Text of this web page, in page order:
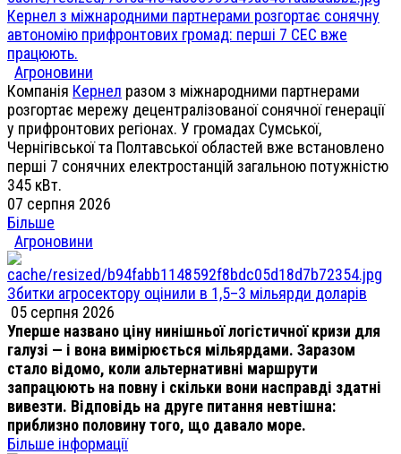
Кернел з міжнародними партнерами розгортає сонячну
автономію прифронтових громад: перші 7 СЕС вже
працюють.
Агроновини
Компанія Кернел разом з міжнародними партнерами
розгортає мережу децентралізованої сонячної генерації
у прифронтових регіонах. У громадах Сумської,
Чернігівської та Полтавської областей вже встановлено
перші 7 сонячних електростанцій загальною потужністю
345 кВт.
07 серпня 2026
Більше
Агроновини
Збитки агросектору оцінили в 1,5–3 мільярди доларів
05 серпня 2026
Уперше названо ціну нинішньої логістичної кризи для
галузі — і вона вимірюється мільярдами. Заразом
стало відомо, коли альтернативні маршрути
запрацюють на повну і скільки вони насправді здатні
вивезти. Відповідь на друге питання невтішна:
приблизно половину того, що давало море.
Більше інформації